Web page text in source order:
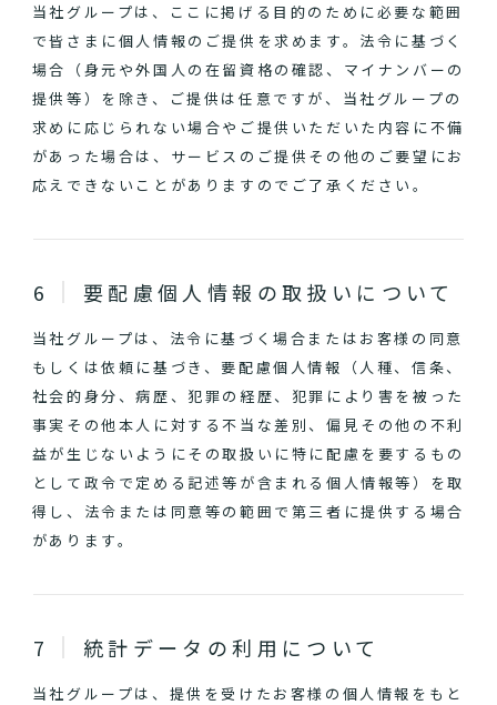
当社グループは、ここに掲げる目的のために必要な範囲
で皆さまに個人情報のご提供を求めます。法令に基づく
場合（身元や外国人の在留資格の確認、マイナンバーの
提供等）を除き、ご提供は任意ですが、当社グループの
求めに応じられない場合やご提供いただいた内容に不備
があった場合は、サービスのご提供その他のご要望にお
応えできないことがありますのでご了承ください。
要配慮個人情報の取扱いについて
当社グループは、法令に基づく場合またはお客様の同意
もしくは依頼に基づき、要配慮個人情報（人種、信条、
社会的身分、病歴、犯罪の経歴、犯罪により害を被った
事実その他本人に対する不当な差別、偏見その他の不利
益が生じないようにその取扱いに特に配慮を要するもの
として政令で定める記述等が含まれる個人情報等）を取
得し、法令または同意等の範囲で第三者に提供する場合
があります。
統計データの利用について
当社グループは、提供を受けたお客様の個人情報をもと